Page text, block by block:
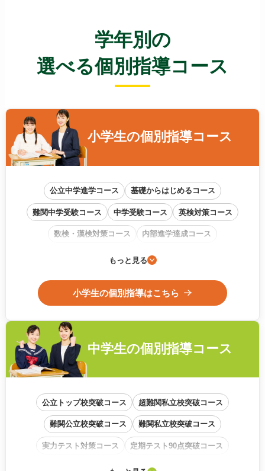
学年別の
選べる個別指導コース
小学生の個別指導コース
公立中学進学コース 基礎からはじめるコース
難関中学受験コース 中学受験コース 英検対策コース
数検・漢検対策コース 内部進学達成コース
通信教育フォローアップコース
もっと見る
小学生の個別指導はこちら
中学生の個別指導コース
公立トップ校突破コース 超難関私立校突破コース
難関公立校突破コース 難関私立校突破コース
実力テスト対策コース 定期テスト90点突破コース
学校内容準拠コース 基礎から始めるコース